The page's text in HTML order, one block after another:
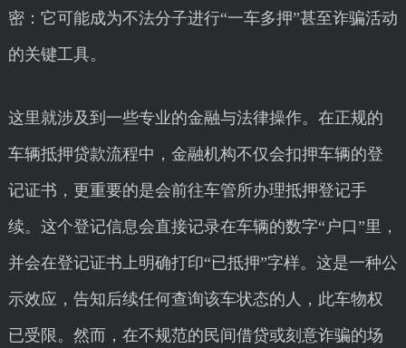
密：它可能成为不法分子进行“一车多押”甚至诈骗活动
的关键工具。
这里就涉及到一些专业的金融与法律操作。在正规的
车辆抵押贷款流程中，金融机构不仅会扣押车辆的登
记证书，更重要的是会前往车管所办理抵押登记手
续。这个登记信息会直接记录在车辆的数字“户口”里，
并会在登记证书上明确打印“已抵押”字样。这是一种公
示效应，告知后续任何查询该车状态的人，此车物权
已受限。然而，在不规范的民间借贷或刻意诈骗的场